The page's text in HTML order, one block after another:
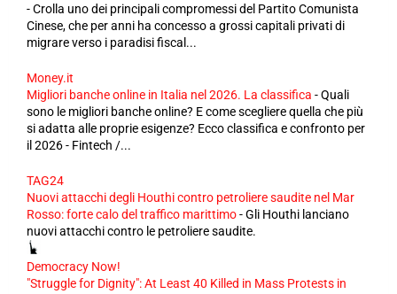
-Crolla uno dei principali compromessi del Partito Comunista
Cinese, che per anni ha concesso a grossi capitali privati di
migrare verso i paradisi fiscal...
Money.it
Migliori banche online in Italia nel 2026. La classifica -Quali
sono le migliori banche online? E come scegliere quella che più
si adatta alle proprie esigenze? Ecco classifica e confronto per
il 2026 - Fintech /...
TAG24
Nuovi attacchi degli Houthi contro petroliere saudite nel Mar
Rosso: forte calo del traffico marittimo-Gli Houthi lanciano
nuovi attacchi contro le petroliere saudite.
Democracy Now!
"Struggle for Dignity": At Least 40 Killed in Mass Protests in